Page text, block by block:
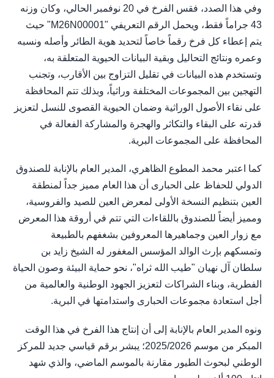
وفي هذا الصدد، فقس الفرخ في 20 نوفمبر الحالي، وكان وزنه
43 جراماً فقط، ويحمل الرقم التعريفي "M26N00001" حيث
يتم إعطاء كل فرخ رقماً خاصاً لتحديد هوية الطائر وأصله ونسبه
وعمره ونتائج التحاليل وبقية البيانات الحيوية المتعلقة به،
وتستخدم هذه البيانات في تقليل التزاوج بين الأقارب، وتجنب
التهجين بين المجموعات المختلفة وراثياً، وبذلك تتم المحافظة
على نقاء الأصول الوراثية وضمان الحيوية القصوى للنسل لتعزيز
قدرته على البقاء والتكاثر والهجرة والمشاركة الفعالة في
المحافظة على المجموعات البرية.
كما اعتبر محمد المطوع الظاهري، المدير العام بالإنابة للصندوق
الدولي للحفاظ على الحبارى أن هذا العام مميز جداً لمنطقة
العين بتنظيم النسخة الأولى لمعرض العين للصيد والفروسية،
ومميز أيضاً للصندوق باللقاءات التي تتم في أروقة هذا المعرض
مع زوار العين وجماهيرها المعروفين بشغفهم بالطبيعة
وتمسكهم بإرث الوالد المؤسس المغفور له الشيخ زايد بن
سلطان آل نهيان "طيب الله ثراه"، نحو حماية البيئة وصون الحياة
الفطرية، وبناء الشراكات لتعزيز الجهود الوطنية والعالمية من
أجل استعادة مجموعات الحبارى واستدامتها في البرية.
ونوه المدير العام بالإنابة إلى أن إنتاج هذا الفرخ في هذا الوقت
المبكر من موسم 2025/2026؛ يبشر برقم قياسي جديد للمركز
الوطني لبحوث الطيور مقارنة بالموسم الماضي، والذي شهد